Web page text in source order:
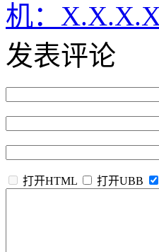
机：
发表评论
打开HTML 打开UBB